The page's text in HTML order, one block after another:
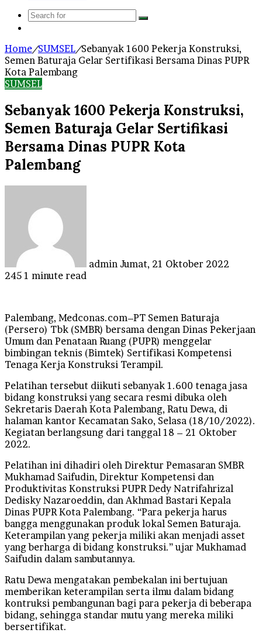
Search
Home/SUMSEL/Sebanyak 1600 Pekerja Konstruksi,
Semen Baturaja Gelar Sertifikasi Bersama Dinas PUPR
Kota Palembang
SUMSEL
Sebanyak 1600 Pekerja Konstruksi,
Semen Baturaja Gelar Sertifikasi
Bersama Dinas PUPR Kota
Palembang
admin Jumat, 21 Oktober 2022
245 1 minute read
Palembang, Medconas.com–PT Semen Baturaja
(Persero) Tbk (SMBR) bersama dengan Dinas Pekerjaan
Umum dan Penataan Ruang (PUPR) menggelar
bimbingan teknis (Bimtek) Sertifikasi Kompetensi
Tenaga Kerja Konstruksi Terampil.
Pelatihan tersebut diikuti sebanyak 1.600 tenaga jasa
bidang konstruksi yang secara resmi dibuka oleh
Sekretaris Daerah Kota Palembang, Ratu Dewa, di
halaman kantor Kecamatan Sako, Selasa (18/10/2022).
Kegiatan berlangsung dari tanggal 18 – 21 Oktober
2022.
Pelatihan ini dihadiri oleh Direktur Pemasaran SMBR
Mukhamad Saifudin, Direktur Kompetensi dan
Produktivitas Konstruksi PUPR Dedy Natrifahrizal
Dedisky Nazaroeddin, dan Akhmad Bastari Kepala
Dinas PUPR Kota Palembang. “Para pekerja harus
bangga menggunakan produk lokal Semen Baturaja.
Keterampilan yang pekerja miliki akan menjadi asset
yang berharga di bidang konstruksi.” ujar Mukhamad
Saifudin dalam sambutannya.
Ratu Dewa mengatakan pembekalan ini bertujuan
memberikan keterampilan serta ilmu dalam bidang
kontruksi pembangunan bagi para pekerja di beberapa
bidang, sehingga standar mutu yang mereka miliki
bersertifikat.